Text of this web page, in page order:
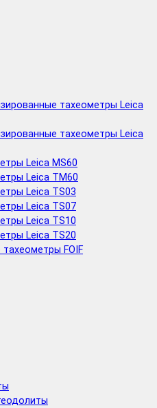
тахеометры Leica
тахеометры Leica
Leica MS60
Leica TM60
Leica TS03
Leica TS07
Leica TS10
Leica TS20
FOIF